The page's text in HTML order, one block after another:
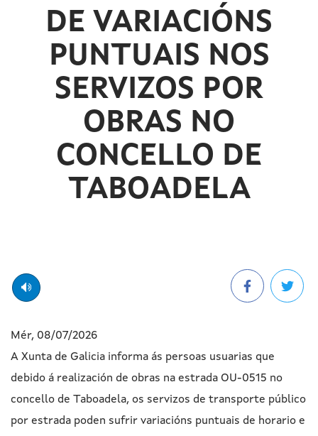
DE VARIACIÓNS
PUNTUAIS NOS
SERVIZOS POR
OBRAS NO
CONCELLO DE
TABOADELA
Mér, 08/07/2026
A Xunta de Galicia informa ás persoas usuarias que
debido á realización de obras na estrada OU-0515 no
concello de Taboadela, os servizos de transporte público
por estrada poden sufrir variacións puntuais de horario e